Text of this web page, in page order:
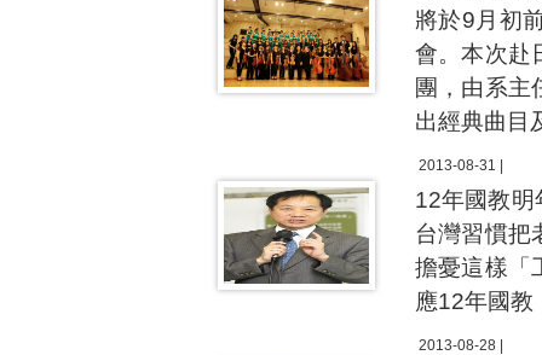
將於9月初
會。本次赴
團，由系主
出經典曲目
2013-08-31 |
12年國教明
台灣習慣把
擔憂這樣「
應12年國教
2013-08-28 |